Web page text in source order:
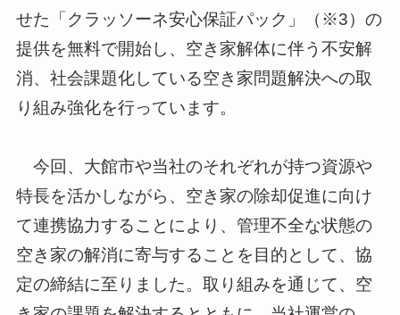
せた「クラッソーネ安心保証パック」（※3）の
提供を無料で開始し、空き家解体に伴う不安解
消、社会課題化している空き家問題解決への取
り組み強化を行っています。
今回、大館市や当社のそれぞれが持つ資源や
特長を活かしながら、空き家の除却促進に向け
て連携協力することにより、管理不全な状態の
空き家の解消に寄与することを目的として、協
定の締結に至りました。取り組みを通じて、空